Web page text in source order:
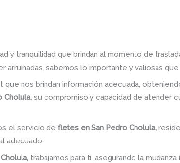
y tranquilidad que brindan al momento de
sabemos lo importante y valiosas que
que nos brindan información adecuada,
Cholula,su compromiso y capacidad de atender
el servicio defletes en San Pedro Cholula,
adecuado.
trabajamos para ti, asegurando la mudanza